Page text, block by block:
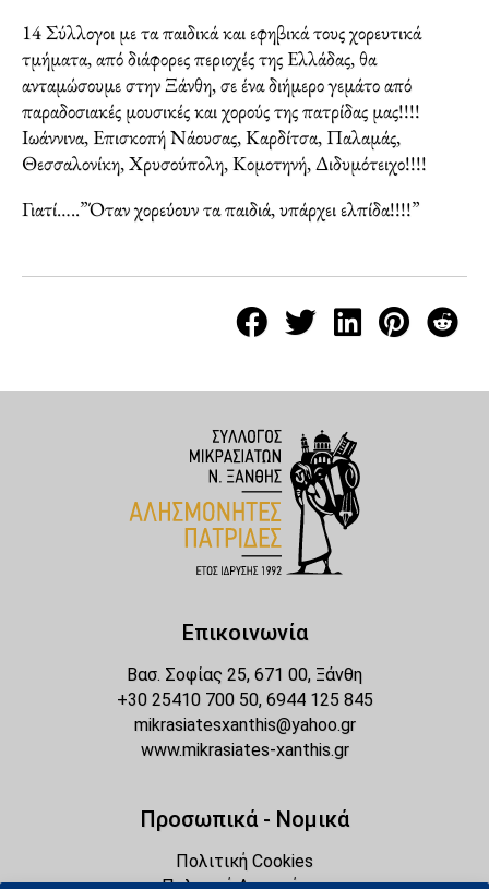
14 Σύλλογοι με τα παιδικά και εφηβικά τους χορευτικά
τμήματα, από διάφορες περιοχές της Ελλάδας, θα
ανταμώσουμε στην Ξάνθη, σε ένα διήμερο γεμάτο από
παραδοσιακές μουσικές και χορούς της πατρίδας μας!!!!
Ιωάννινα, Επισκοπή Νάουσας, Καρδίτσα, Παλαμάς,
Θεσσαλονίκη, Χρυσούπολη, Κομοτηνή, Διδυμότειχο!!!!
Γιατί…..”Όταν χορεύουν τα παιδιά, υπάρχει ελπίδα!!!!”
Επικοινωνία
Βασ. Σοφίας 25, 671 00, Ξάνθη
+30 25410 700 50, 6944 125 845
mikrasiatesxanthis@yahoo.gr
www.mikrasiates-xanthis.gr
Προσωπικά - Νομικά
Πολιτική Cookies